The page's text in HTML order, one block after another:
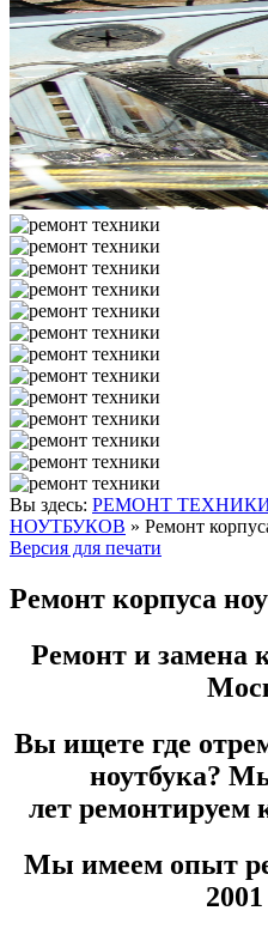
Вы здесь: РЕМОНТ
НОУТБУКОВ » Ремонт
Версия для печати
Ремонт корпуса
Ремонт и замена
Вы ищете где
ноутбука?
лет ремонтируем
Мы имеем опыт